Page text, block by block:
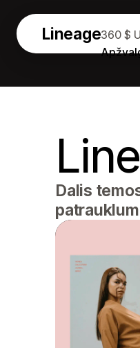
Lineage360 $
Dalis